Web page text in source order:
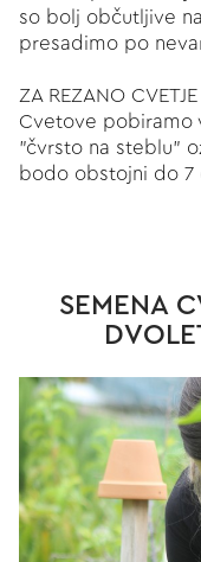
so bolj občutljive
presadimo po
ZA REZANO CVETJE
Cvetove pobiramo
"čvrsto na steblu"
bodo obstojni do 7
SEMENA